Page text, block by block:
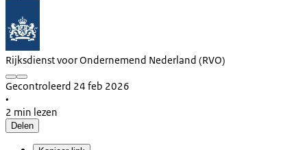
Rijksdienst voor Ondernemend Nederland (RVO)
Gecontroleerd 24 feb 2026
•
2 min lezen
Delen